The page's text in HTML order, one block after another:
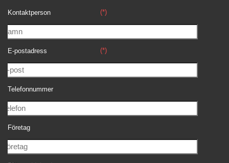
Kontaktperson (*)
E-postadress (*)
Telefonnummer
Företag